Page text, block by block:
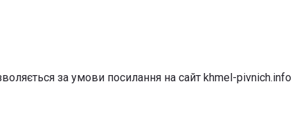
за умови посилання на сайт khmel-pivnich.info